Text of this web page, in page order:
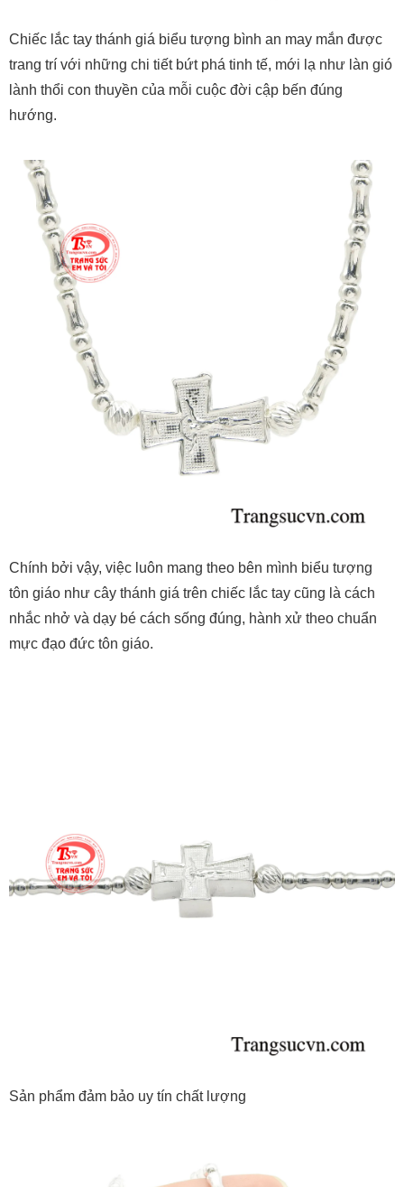
Chiếc lắc tay thánh giá biểu tượng bình an may mắn được
trang trí với những chi tiết bứt phá tinh tế, mới lạ như làn gió
lành thổi con thuyền của mỗi cuộc đời cập bến đúng
hướng.
Chính bởi vậy, việc luôn mang theo bên mình biểu tượng
tôn giáo như cây thánh giá trên chiếc lắc tay cũng là cách
nhắc nhở và dạy bé cách sống đúng, hành xử theo chuẩn
mực đạo đức tôn giáo.
Sản phẩm đảm bảo uy tín chất lượng